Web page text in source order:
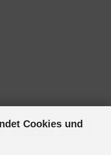
Cookies und